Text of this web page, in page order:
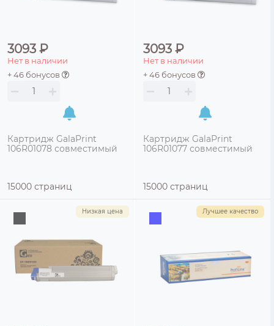
3093 ₽
Нет в наличии
+ 46 бонусов
Картридж GalaPrint
106R01078 совместимый
15000 страниц
3093 ₽
Нет в наличии
+ 46 бонусов
Картридж GalaPrint
106R01077 совместимый
15000 страниц
Низкая цена Лучшее качество